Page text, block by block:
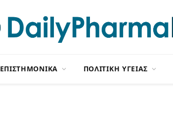
ΕΠΙΣΤΗΜΟΝΙΚΑ ΠΟΛΙΤΙΚΗ ΥΓΕΙΑΣ